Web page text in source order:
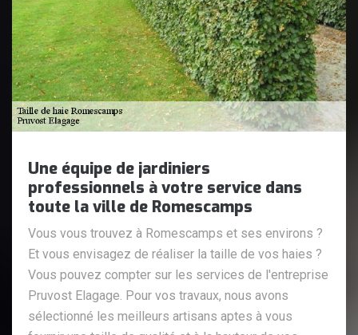
Une équipe de jardiniers
professionnels à votre service dans
toute la ville de Romescamps
Vous vous trouvez à Romescamps et ses environs ?
Et vous envisagez de réaliser la taille de vos haies ?
Vous pouvez compter sur les services de l'entreprise
Pruvost Elagage. Pour vos travaux, nous avons
sélectionné les meilleurs artisans aptes à vous